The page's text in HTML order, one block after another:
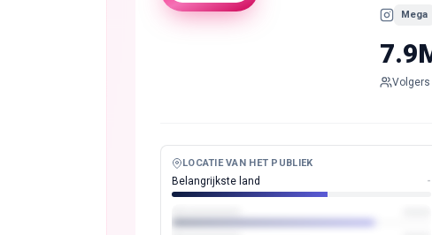
Mega
Volgers
LOCATIE VAN HET PUBLIEK
Belangrijkste land -